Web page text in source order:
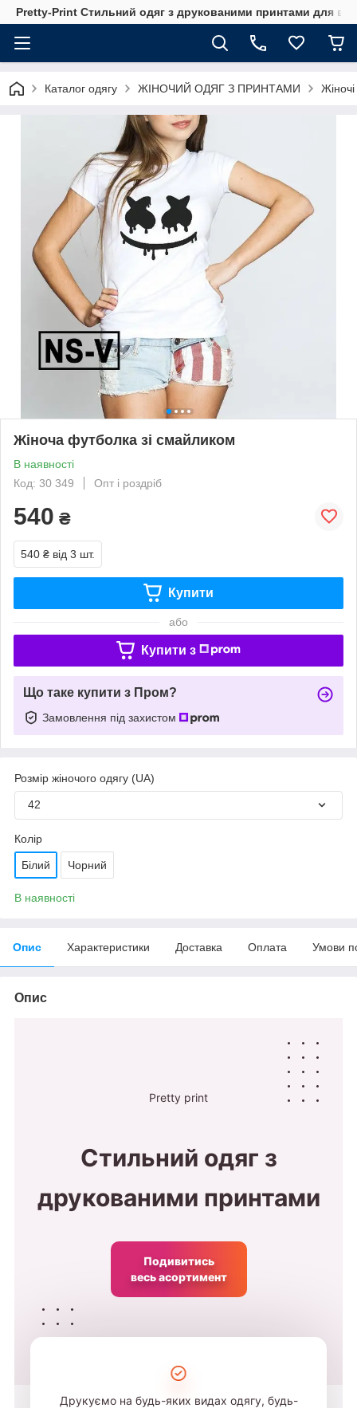
Pretty-Print Стильний одяг з друкованими принтами для
Каталог одягу ЖІНОЧИЙ ОДЯГ З ПРИНТАМИ
Жіноча футболка зі смайликом
В наявності
Код: 30 349
Опт і роздріб
540 ₴
540 ₴ від 3 шт.
Купити
або
Купити з
Що таке купити з Пром?
Замовлення під захистом
Розмір жіночого одягу (UA)
42
Колір
Білий Чорний
В наявності
Опис Характеристики Доставка Оплата Умови
Опис
Pretty print
Стильний одяг з
друкованими принтами
Подивитись
весь асортимент
Друкуємо на будь-яких видах одягу, будь-